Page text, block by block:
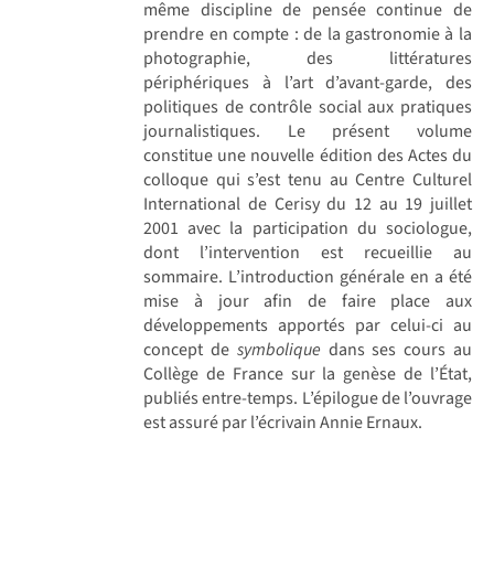
même discipline de pensée continue de
prendre en compte : de la gastronomie à la
photographie, des littératures
périphériques à l’art d’avant-garde, des
politiques de contrôle social aux pratiques
journalistiques. Le présent volume
constitue une nouvelle édition des Actes du
colloque qui s’est tenu au Centre Culturel
International de Cerisy du 12 au 19 juillet
2001 avec la participation du sociologue,
dont l’intervention est recueillie au
sommaire. L’introduction générale en a été
mise à jour afin de faire place aux
développements apportés par celui-ci au
concept de symbolique dans ses cours au
Collège de France sur la genèse de l’État,
publiés entre-temps. L’épilogue de l’ouvrage
est assuré par l’écrivain Annie Ernaux.